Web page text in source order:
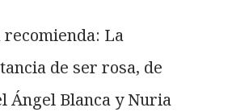
recomienda: La
de ser rosa, de
Ángel Blanca y Nuria